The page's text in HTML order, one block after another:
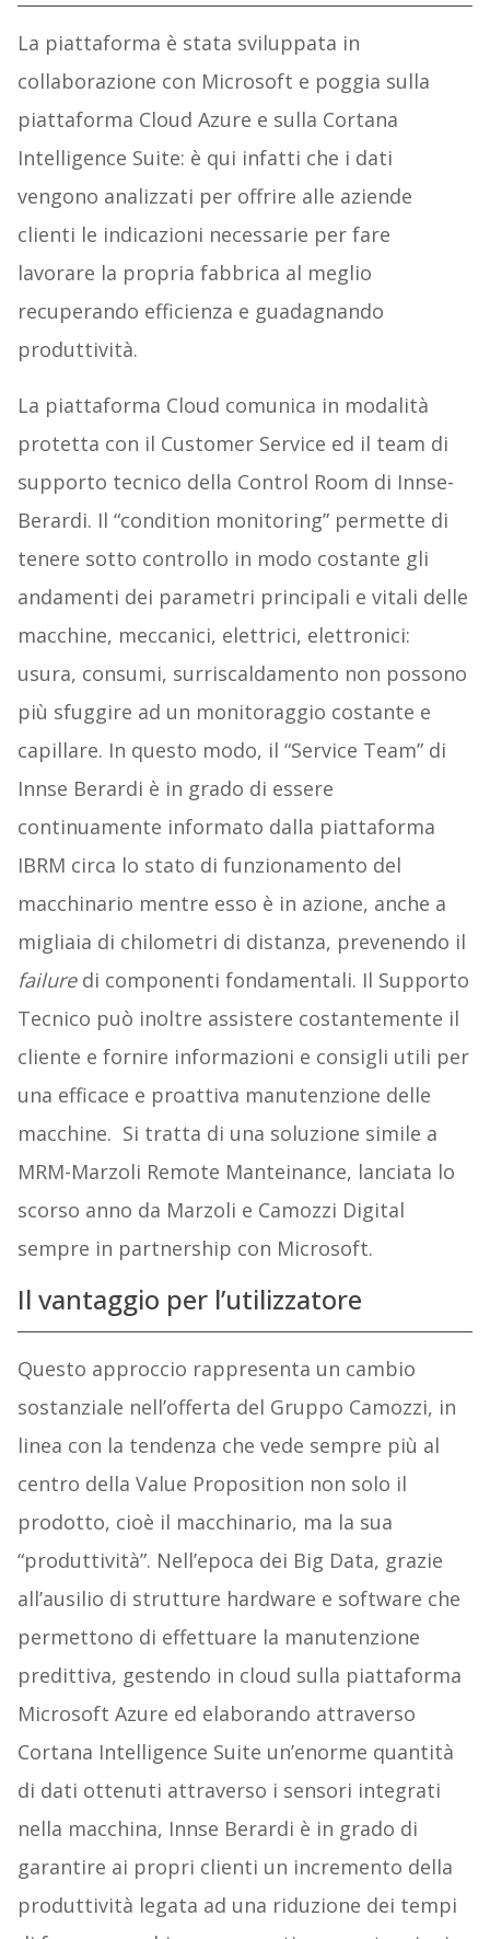
La piattaforma è stata sviluppata in
collaborazione con Microsoft e poggia sulla
piattaforma Cloud Azure e sulla Cortana
Intelligence Suite: è qui infatti che i dati
vengono analizzati per offrire alle aziende
clienti le indicazioni necessarie per fare
lavorare la propria fabbrica al meglio
recuperando efficienza e guadagnando
produttività.
La piattaforma Cloud comunica in modalità
protetta con il Customer Service ed il team di
supporto tecnico della Control Room di Innse-
Berardi. Il “condition monitoring” permette di
tenere sotto controllo in modo costante gli
andamenti dei parametri principali e vitali delle
macchine, meccanici, elettrici, elettronici:
usura, consumi, surriscaldamento non possono
più sfuggire ad un monitoraggio costante e
capillare. In questo modo, il “Service Team” di
Innse Berardi è in grado di essere
continuamente informato dalla piattaforma
IBRM circa lo stato di funzionamento del
macchinario mentre esso è in azione, anche a
migliaia di chilometri di distanza, prevenendo il
failuredi componenti fondamentali. Il Supporto
Tecnico può inoltre assistere costantemente il
cliente e fornire informazioni e consigli utili per
una efficace e proattiva manutenzione delle
macchine. Si tratta di una soluzione simile a
MRM-Marzoli Remote Manteinance, lanciata lo
scorso anno da Marzoli e Camozzi Digital
sempre in partnership con Microsoft.
Il vantaggio per l’utilizzatore
Questo approccio rappresenta un cambio
sostanziale nell’offerta del Gruppo Camozzi, in
linea con la tendenza che vede sempre più al
centro della Value Proposition non solo il
prodotto, cioè il macchinario, ma la sua
“produttività”. Nell’epoca dei Big Data, grazie
all’ausilio di strutture hardware e software che
permettono di effettuare la manutenzione
predittiva, gestendo in cloud sulla piattaforma
Microsoft Azure ed elaborando attraverso
Cortana Intelligence Suite un’enorme quantità
di dati ottenuti attraverso i sensori integrati
nella macchina, Innse Berardi è in grado di
garantire ai propri clienti un incremento della
produttività legata ad una riduzione dei tempi